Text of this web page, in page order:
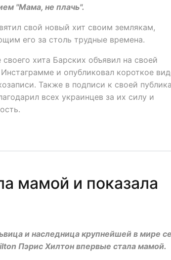
"Мама, не плачь".
свой новый хит своим землякам,
его за столь трудные времена.
хита Барских объявил на своей
и опубликовал короткое
Также в подписи к своей
всех украинцев за их силу и
мамой и показала
и наследница крупнейшей в мире
Пэрис Хилтон впервые стала мамой.